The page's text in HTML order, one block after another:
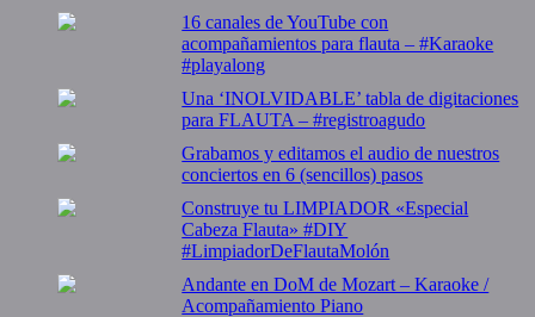
16 canales de YouTube con
acompañamientos para flauta – #Karaoke
#playalong
Una ‘INOLVIDABLE’ tabla de digitaciones
para FLAUTA – #registroagudo
Grabamos y editamos el audio de nuestros
conciertos en 6 (sencillos) pasos
Construye tu LIMPIADOR «Especial
Cabeza Flauta» #DIY
#LimpiadorDeFlautaMolón
Andante en DoM de Mozart – Karaoke /
Acompañamiento Piano